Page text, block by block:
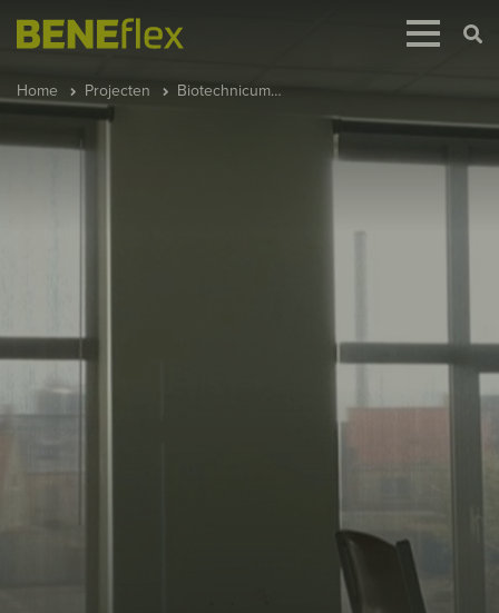
Home Projecten Biotechnicum…